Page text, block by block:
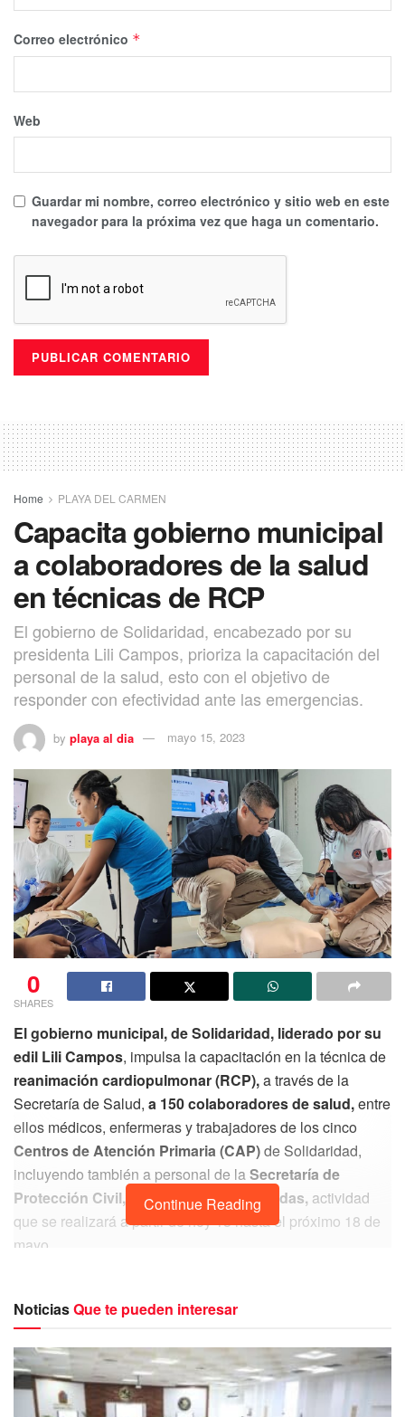
Correo electrónico *
Web
Guardar mi nombre, correo electrónico y sitio web en este
navegador para la próxima vez que haga un comentario.
Home PLAYA DEL CARMEN
Capacita gobierno municipal
a colaboradores de la salud
en técnicas de RCP
El gobierno de Solidaridad, encabezado por su
presidenta Lili Campos, prioriza la capacitación del
personal de la salud, esto con el objetivo de
responder con efectividad ante las emergencias.
by playa al dia mayo 15, 2023
0
SHARES
El gobierno municipal, de Solidaridad, liderado por su
edil Lili Campos, impulsa la capacitación en la técnica de
reanimación cardiopulmonar (RCP),a través de la
Secretaría de Salud, a 150 colaboradores de salud,entre
ellos médicos, enfermeras y trabajadores de los cinco
Centros de Atención Primaria (CAP)de Solidaridad,
incluyendo también a personal de la Secretaría de
Protección Civil, Bomberos y Guardavidas, actividad
que se realizará a partir de hoy 15 hasta el próximo 18 de
mayo.
Continue Reading
NoticiasQue te pueden interesar